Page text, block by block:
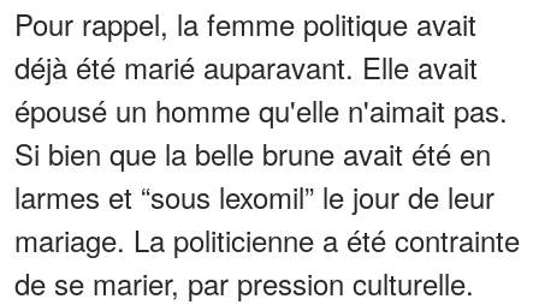
Pour rappel, la femme politique avait
déjà été marié auparavant. Elle avait
épousé un homme qu'elle n'aimait pas.
Si bien que la belle brune avait été en
larmes et “sous lexomil” le jour de leur
mariage. La politicienne a été contrainte
de se marier, par pression culturelle.